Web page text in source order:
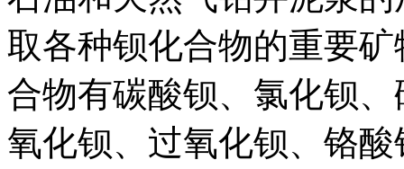
取各种钡化合物的重要
合物有碳酸钡、氯化钡
氧化钡、过氧化钡、铬